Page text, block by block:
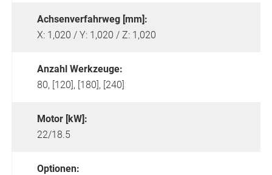
Achsenverfahrweg [mm]:
X: 1,020 / Y: 1,020 / Z: 1,020
Anzahl Werkzeuge:
80, [120], [180], [240]
Motor [kW]:
22/18.5
Optionen: